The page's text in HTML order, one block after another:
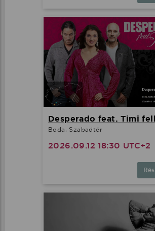
Desperado feat. Timi
Boda, Szabadtér
2026.09.12 18:30 UTC+2